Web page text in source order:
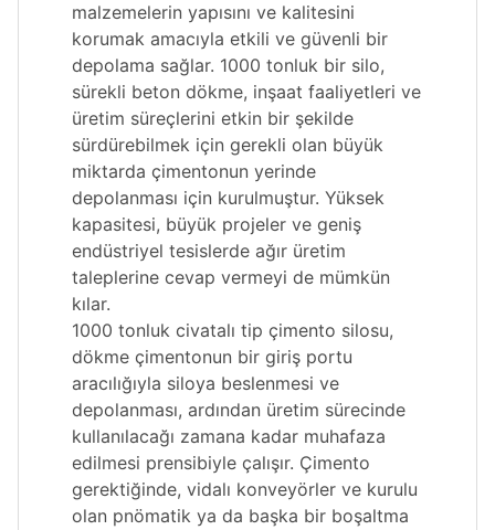
malzemelerin yapısını ve kalitesini
korumak amacıyla etkili ve güvenli bir
depolama sağlar. 1000 tonluk bir silo,
sürekli beton dökme, inşaat faaliyetleri ve
üretim süreçlerini etkin bir şekilde
sürdürebilmek için gerekli olan büyük
miktarda çimentonun yerinde
depolanması için kurulmuştur. Yüksek
kapasitesi, büyük projeler ve geniş
endüstriyel tesislerde ağır üretim
taleplerine cevap vermeyi de mümkün
kılar.
1000 tonluk civatalı tip çimento silosu,
dökme çimentonun bir giriş portu
aracılığıyla siloya beslenmesi ve
depolanması, ardından üretim sürecinde
kullanılacağı zamana kadar muhafaza
edilmesi prensibiyle çalışır. Çimento
gerektiğinde, vidalı konveyörler ve kurulu
olan pnömatik ya da başka bir boşaltma